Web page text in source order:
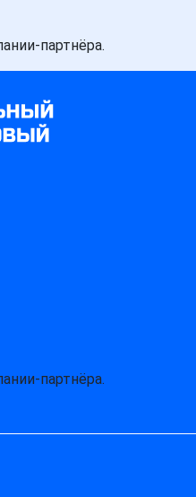
партнёра.
партнёра.